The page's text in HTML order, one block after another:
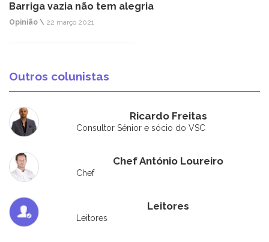
Barriga vazia não tem alegria
Opinião \ 22 março 2021
Outros colunistas
Ricardo Freitas
Consultor Sénior e sócio do VSC
Chef António Loureiro
Chef
Leitores
Leitores